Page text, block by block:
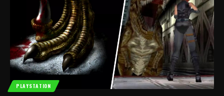
PLAYSTATION